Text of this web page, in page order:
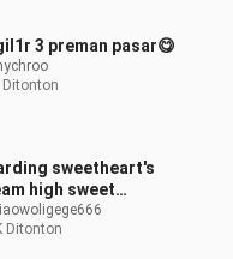
3 preman pasar😋
sweetheart's
high sweet
full version
Ditonton